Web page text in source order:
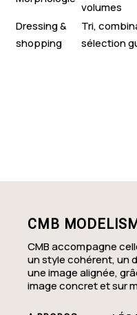
volumes
Dressing &
shopping
Tri,
sélection
CMB
CMB accompagne
un style cohérent, un
une image alignée,
image concret et sur